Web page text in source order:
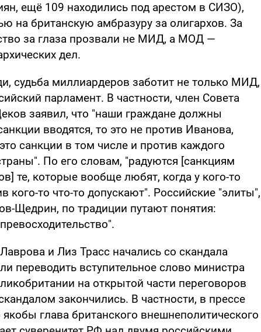
ещё 109 находились под арестом в СИЗО),
на британскую амбразуру за олигархов. За
за глаза прозвали не МИД, а МОД —
дел.
судьба миллиардеров заботит не только МИД,
парламент. В частности, член Совета
заявил, что "наши граждане должны
вводятся, то это не против Иванова,
санкции в том числе и против каждого
По его словам, "радуются [санкциям
те, которые вообще любят, когда у кого-то
кого-то что-то допускают". Российские "элиты",
Щедрин, по традиции путают понятия:
и Лиз Трасс начались со скандала
переводить вступительное слово министра
на открытой части переговоров
закончились. В частности, в прессе
якобы глава британского внешнеполитического